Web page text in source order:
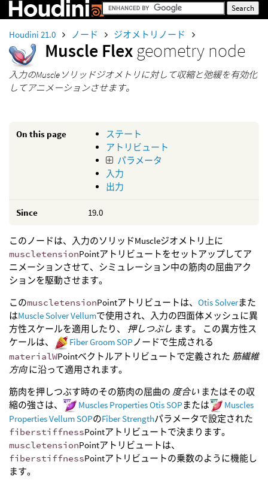
Houdini 21.0 ノード ジオメトリノード
Muscle Flex geometry node
入力のMuscleソリッドジオメトリに対して収縮と弛緩を有効化
してアニメーションさせます。
On this page
ステート
アトリビュート
パラメータ
入力
出力
Since 19.0
このノードは、入力のソリッドMuscleジオメトリ上に
muscletensionPointアトリビュートをセットアップしてア
ニメーションさせて、シミュレーション中の筋肉の屈曲アク
ションを駆動させます。
このmuscletensionPointアトリビュートは、 Otis Solverまた
はMuscle Solver Vellumで使用され、入力の四面体メッシュに異
方性スケールを適用したり、 押しつぶし ます。 この異方性ス
ケールは、
Fiber Groom SOPノードで生成される
materialWPointベクトルアトリビュートで定義された 筋繊維
方向に沿って適用されます。
筋肉を押しつぶす時のその筋肉の屈曲の 度合い またはその収
縮の強さは、
Muscles Properties Otis SOPまたは
Muscles
Properties Vellum SOPのFiber Strengthパラメータで設定された
fiberstiffnessPointアトリビュートで決まります。
muscletensionPointアトリビュートは、
fiberstiffnessPointアトリビュートの乗数のように機能し
ます。